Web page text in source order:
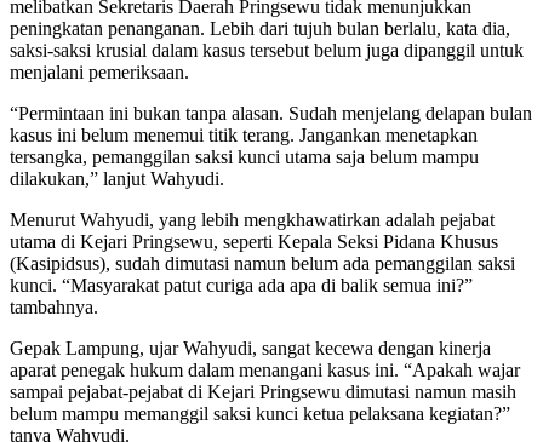
melibatkan Sekretaris Daerah Pringsewu tidak menunjukkan
peningkatan penanganan. Lebih dari tujuh bulan berlalu, kata dia,
saksi-saksi krusial dalam kasus tersebut belum juga dipanggil untuk
menjalani pemeriksaan.
“Permintaan ini bukan tanpa alasan. Sudah menjelang delapan bulan
kasus ini belum menemui titik terang. Jangankan menetapkan
tersangka, pemanggilan saksi kunci utama saja belum mampu
dilakukan,” lanjut Wahyudi.
Menurut Wahyudi, yang lebih mengkhawatirkan adalah pejabat
utama di Kejari Pringsewu, seperti Kepala Seksi Pidana Khusus
(Kasipidsus), sudah dimutasi namun belum ada pemanggilan saksi
kunci. “Masyarakat patut curiga ada apa di balik semua ini?”
tambahnya.
Gepak Lampung, ujar Wahyudi, sangat kecewa dengan kinerja
aparat penegak hukum dalam menangani kasus ini. “Apakah wajar
sampai pejabat-pejabat di Kejari Pringsewu dimutasi namun masih
belum mampu memanggil saksi kunci ketua pelaksana kegiatan?”
tanya Wahyudi.